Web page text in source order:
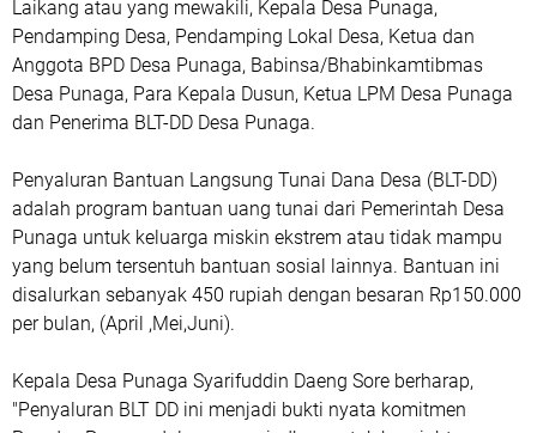
Laikang atau yang mewakili, Kepala Desa Punaga,
Pendamping Desa, Pendamping Lokal Desa, Ketua dan
Anggota BPD Desa Punaga, Babinsa/Bhabinkamtibmas
Desa Punaga, Para Kepala Dusun, Ketua LPM Desa Punaga
dan Penerima BLT-DD Desa Punaga.
Penyaluran Bantuan Langsung Tunai Dana Desa (BLT-DD)
adalah program bantuan uang tunai dari Pemerintah Desa
Punaga untuk keluarga miskin ekstrem atau tidak mampu
yang belum tersentuh bantuan sosial lainnya. Bantuan ini
disalurkan sebanyak 450 rupiah dengan besaran Rp150.000
per bulan, (April ,Mei,Juni).
Kepala Desa Punaga Syarifuddin Daeng Sore berharap,
"Penyaluran BLT DD ini menjadi bukti nyata komitmen